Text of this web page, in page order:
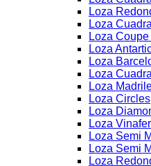
Loza
Loza
Loza
Loza
Loza
Loza
Loza
Loza Circles
Loza
Loza
Loza Semi
Loza Semi
Loza